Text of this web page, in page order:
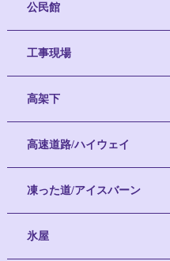
公民館
工事現場
高架下
高速道路/ハイウェイ
凍った道/アイスバーン
氷屋